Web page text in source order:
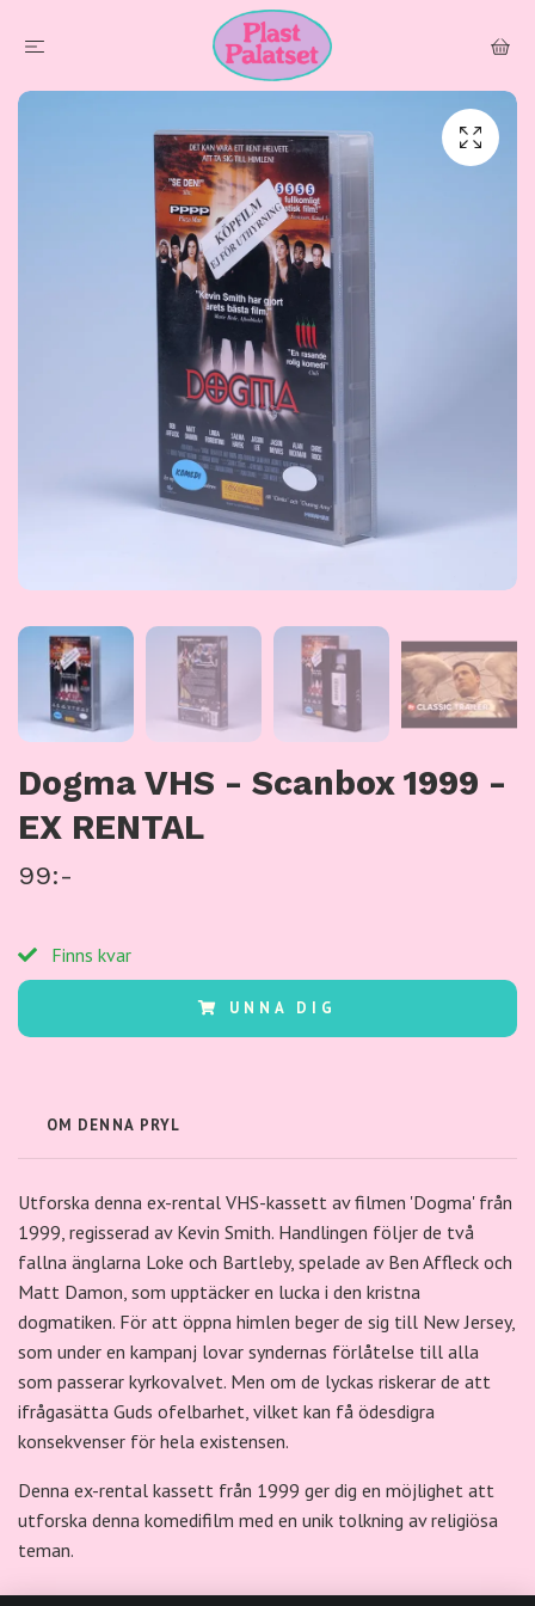
Dogma VHS - Scanbox 1999 -
EX RENTAL
99:-
Finns kvar
UNNA DIG
OM DENNA PRYL
Utforska denna ex-rental VHS-kassett av filmen 'Dogma' från
1999, regisserad av Kevin Smith. Handlingen följer de två
fallna änglarna Loke och Bartleby, spelade av Ben Affleck och
Matt Damon, som upptäcker en lucka i den kristna
dogmatiken. För att öppna himlen beger de sig till New Jersey,
som under en kampanj lovar syndernas förlåtelse till alla
som passerar kyrkovalvet. Men om de lyckas riskerar de att
ifrågasätta Guds ofelbarhet, vilket kan få ödesdigra
konsekvenser för hela existensen.
Denna ex-rental kassett från 1999 ger dig en möjlighet att
utforska denna komedifilm med en unik tolkning av religiösa
teman.